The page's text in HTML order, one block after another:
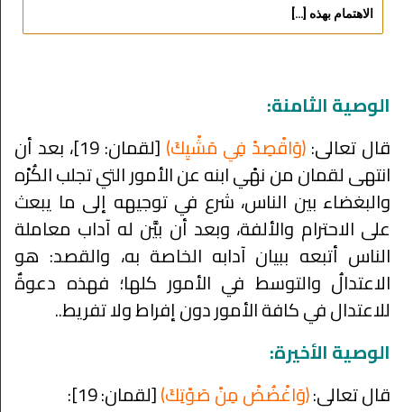
الاهتمام بهذه […]
الوصية الثامنة:
قال تعالى:﴿وَاقْصِدْ فِي مَشْيِكَ﴾
[لقمان: 19]، بعد أن
انتهى لقمان من نهْي ابنه عن الأمور التي تجلب الكُرْه
والبغضاء بين الناس، شرع في توجيهه إلى ما يبعث
على الاحترام والألفة، وبعد أن بيَّن له آداب معاملة
الناس أتبعه ببيان آدابه الخاصة به، والقصد: هو
الاعتدالُ والتوسط في الأمور كلها؛ فهذه دعوةٌ
للاعتدال في كافة الأمور دون إفراط ولا تفريط..
الوصية الأخيرة:
قال تعالى:﴿وَاغْضُضْ مِنْ صَوْتِكَ﴾[لقمان: 19]: